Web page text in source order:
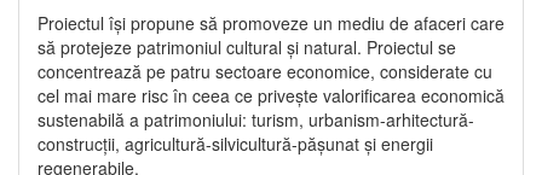
Proiectul își propune să promoveze un mediu de afaceri care
să protejeze patrimoniul cultural și natural. Proiectul se
concentrează pe patru sectoare economice, considerate cu
cel mai mare risc în ceea ce privește valorificarea economică
sustenabilă a patrimoniului: turism, urbanism-arhitectură-
construcții, agricultură-silvicultură-pășunat și energii
regenerabile.